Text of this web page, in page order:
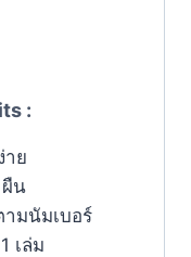
:
าย
น
ามนัมเบอร์
เล่ม